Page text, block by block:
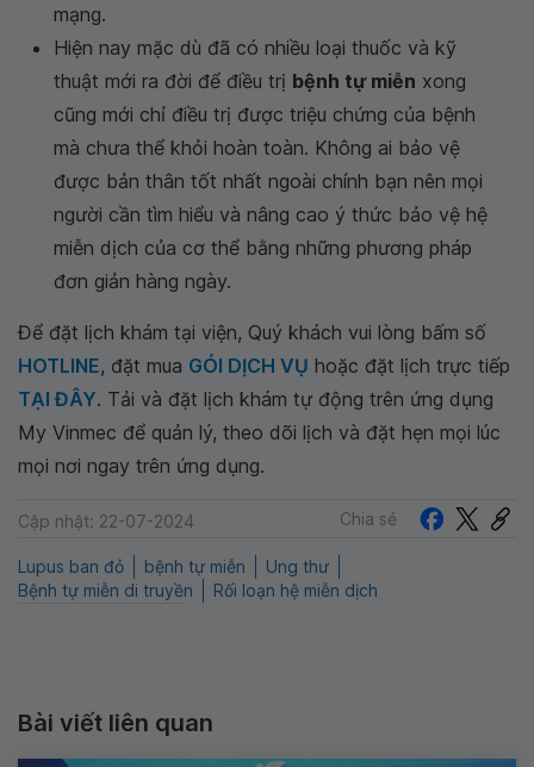
mạng.
Hiện nay mặc dù đã có nhiều loại thuốc và kỹ
thuật mới ra đời để điều trị bệnh tự miễn xong
cũng mới chỉ điều trị được triệu chứng của bệnh
mà chưa thể khỏi hoàn toàn. Không ai bảo vệ
được bản thân tốt nhất ngoài chính bạn nên mọi
người cần tìm hiểu và nâng cao ý thức bảo vệ hệ
miễn dịch của cơ thể bằng những phương pháp
đơn giản hàng ngày.
Để đặt lịch khám tại viện, Quý khách vui lòng bấm số
HOTLINE, đặt mua GÓI DỊCH VỤ hoặc đặt lịch trực tiếp
TẠI ĐÂY. Tải và đặt lịch khám tự động trên ứng dụng
My Vinmec để quản lý, theo dõi lịch và đặt hẹn mọi lúc
mọi nơi ngay trên ứng dụng.
Cập nhật: 22-07-2024 Chia sẻ
Lupus ban đỏ bệnh tự miễn
Ung thư
Bệnh tự miễn di truyền
Rối loạn hệ miễn dịch
Bài viết liên quan